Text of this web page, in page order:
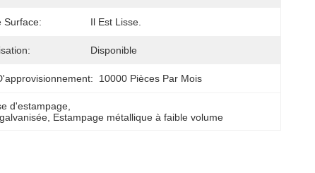
Surface: Il Est Lisse.
Disponible
10000 Pièces Par Mois
d'estampage
Estampage métallique à faible volume